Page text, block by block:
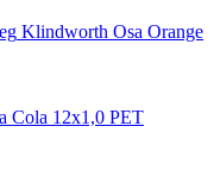
Klindworth Osa Orange
Cola 12x1,0 PET